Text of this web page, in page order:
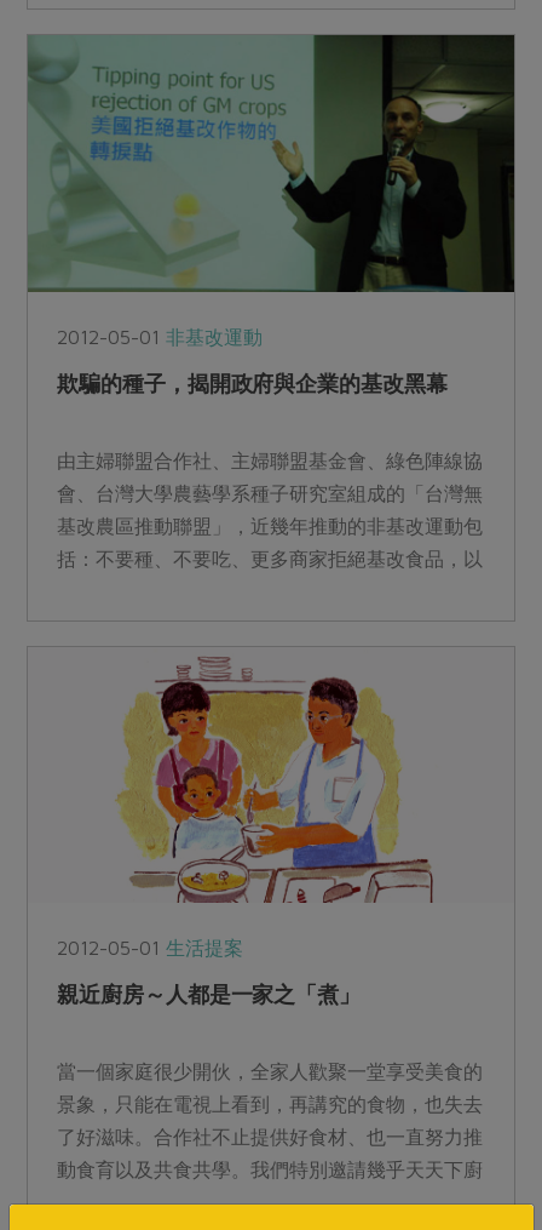
2012-05-01非基改運動
欺騙的種子，揭開政府與企業的基改黑幕
由主婦聯盟合作社、主婦聯盟基金會、綠色陣線協
會、台灣大學農藝學系種子研究室組成的「台灣無
基改農區推動聯盟」，近幾年推動的非基改運動包
括：不要種、不要吃、更多商家拒絕基改食品，以
2012-05-01生活提案
親近廚房～人都是一家之「煮」
當一個家庭很少開伙，全家人歡聚一堂享受美食的
景象，只能在電視上看到，再講究的食物，也失去
了好滋味。合作社不止提供好食材、也一直努力推
動食育以及共食共學。我們特別邀請幾乎天天下廚
的社員，談談他們的...